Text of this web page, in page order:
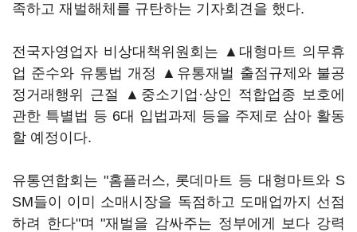
족하고 재벌해체를 규탄하는 기자회견을 했다.
전국자영업자 비상대책위원회는 ▲대형마트 의무휴
업 준수와 유통법 개정 ▲유통재벌 출점규제와 불공
정거래행위 근절 ▲중소기업·상인 적합업종 보호에
관한 특별법 등 6대 입법과제 등을 주제로 삼아 활동
할 예정이다.
유통연합회는 "홈플러스, 롯데마트 등 대형마트와 S
SM들이 이미 소매시장을 독점하고 도매업까지 선점
하려 한다"며 "재벌을 감싸주는 정부에게 보다 강력